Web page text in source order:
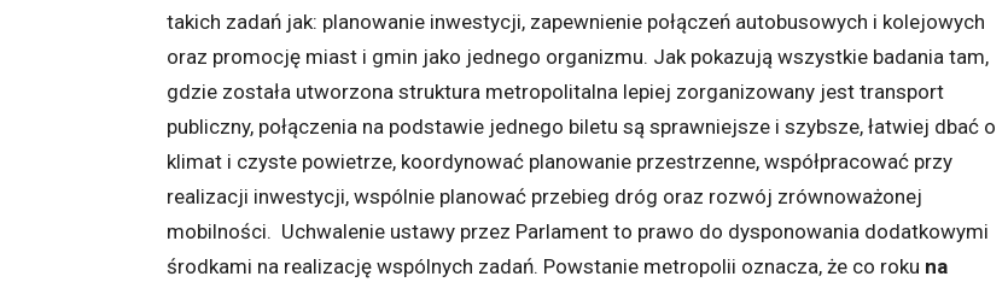
takich zadań jak: planowanie inwestycji, zapewnienie połączeń autobusowych i kolejowych
oraz promocję miast i gmin jako jednego organizmu. Jak pokazują wszystkie badania tam,
gdzie została utworzona struktura metropolitalna lepiej zorganizowany jest transport
publiczny, połączenia na podstawie jednego biletu są sprawniejsze i szybsze, łatwiej dbać o
klimat i czyste powietrze, koordynować planowanie przestrzenne, współpracować przy
realizacji inwestycji, wspólnie planować przebieg dróg oraz rozwój zrównoważonej
mobilności. Uchwalenie ustawy przez Parlament to prawo do dysponowania dodatkowymi
środkami na realizację wspólnych zadań. Powstanie metropolii oznacza, że co roku na